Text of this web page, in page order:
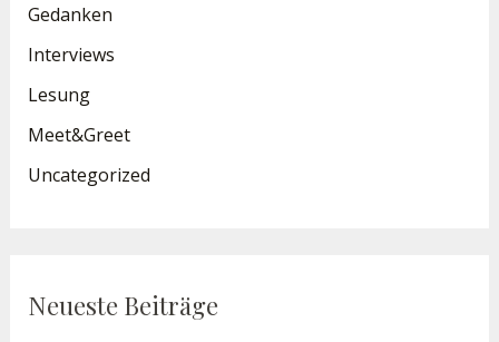
:Gedanken
Interviews
Lesung
Meet&Greet
Uncategorized
Neueste Beiträge